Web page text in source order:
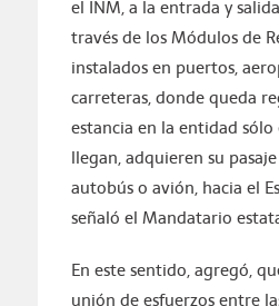
el INM, a la entrada y
través de los Módulos de
instalados en puertos,
carreteras, donde queda
estancia en la entidad sólo
llegan, adquieren su
autobús o avión, hacia el
señaló el Mandatario
En este sentido, agregó,
unión de esfuerzos entre